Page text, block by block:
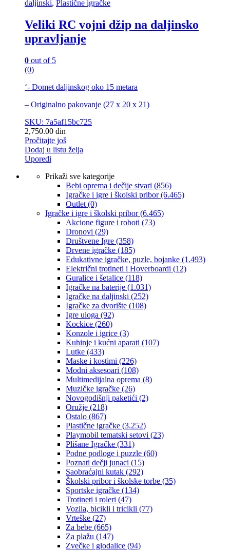
daljinski, Plastične igračke
Veliki RC vojni džip na daljinsko
upravljanje
0 out of 5
(0)
‘- Domet daljinskog oko 15 metara
– Originalno pakovanje (27 x 20 x 21)
SKU: 7a5af15bc725
2,750.00 din
Pročitajte još
Dodaj u listu želja
Uporedi
Prikaži sve kategorije
Bebi oprema i dečije stvari (856)
Igračke i igre i školski pribor(6.465)
Outlet (0)
Igračke i igre i školski pribor(6.465)
Akcione figure i roboti (73)
Dronovi (29)
Društvene Igre (358)
Drvene igračke (185)
Edukativne igračke, puzle, bojanke (1.493)
Električni trotineti i Hoverboardi (12)
Guralice i šetalice (118)
Igračke na baterije (1.031)
Igračke na daljinski (252)
‎Igračke za dvorište (108)
Igre uloga (92)
Kockice (260)
Konzole i igrice (3)
Kuhinje i kućni aparati (107)
Lutke (433)
Maske i kostimi (226)
Modni aksesoari (108)
Multimedijalna oprema (8)
Muzičke igračke (26)
Novogodišnji paketići (2)
Oružje (218)
Ostalo (867)
Plastične igračke (3.252)
Playmobil tematski setovi (23)
Plišane Igračke (331)
Podne podloge i puzzle (60)
Poznati dečji junaci (15)
Saobraćajni kutak (292)
Školski pribor i školske torbe (35)
Sportske igračke (134)
Trotineti i roleri (47)
Vozila, bicikli i tricikli (77)
Vrteške (27)
Za bebe (665)
Za plažu (147)
Zvečke i glodalice (94)